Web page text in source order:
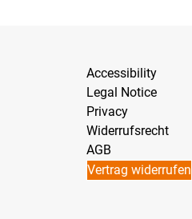
Accessibility
Legal Notice
Privacy
Widerrufsrecht
AGB
Vertrag widerrufen